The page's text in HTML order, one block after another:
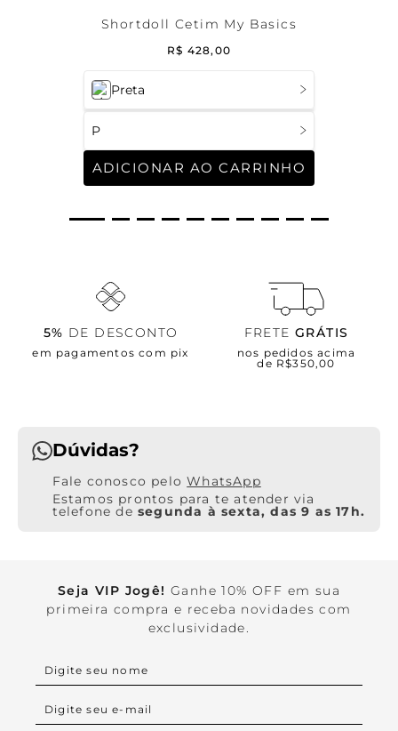
Preta
P
ADICIONAR AO CARRINHO
Shortdoll Cetim My Basics
R$ 428, 00
5% DE DESCONTO
em pagamentos com pix
FRETE GRÁTIS
nos pedidos acima
de R$350,00
Dúvidas?
WhatsApp
Estamos prontos para te atender via
telefone de segunda à sexta, das 9 as 17h.
Seja VIP Jogê! Ganhe 10% OFF em sua
primeira compra e receba novidades com
exclusividade.